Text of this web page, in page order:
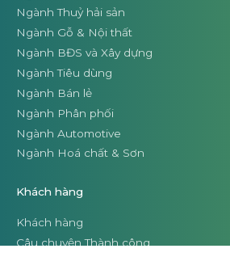
Ngành Thuỷ hải sản
Ngành Gỗ & Nội thất
Ngành BĐS và Xây dựng
Ngành Tiêu dùng
Ngành Bán lẻ
Ngành Phân phối
Ngành Automotive
Ngành Hoá chất & Sơn
Khách hàng
Khách hàng
Câu chuyện Thành công